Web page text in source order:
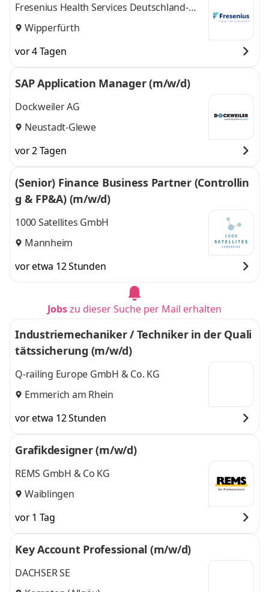
Fresenius Health Services Deutschland-
Betriebstechnik Süd-West GmbH
Wipperfürth
vor 4 Tagen
SAP Application Manager (m/w/d)
Dockweiler AG
Neustadt-Glewe
vor 2 Tagen
(Senior) Finance Business Partner (Controllin
g & FP&A) (m/w/d)
1000 Satellites GmbH
Mannheim
vor etwa 12 Stunden
Jobszu dieser Suche per Mail erhalten
Industriemechaniker / Techniker in der Quali
tätssicherung (m/w/d)
Q-railing Europe GmbH & Co. KG
Emmerich am Rhein
vor etwa 12 Stunden
Grafikdesigner (m/w/d)
REMS GmbH & Co KG
Waiblingen
vor 1 Tag
Key Account Professional (m/w/d)
DACHSER SE